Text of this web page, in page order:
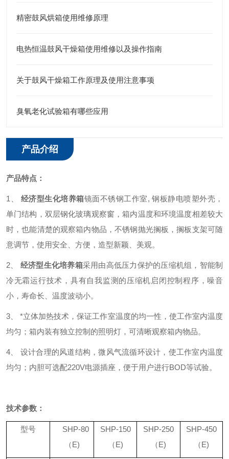
精密鼓风烘箱使用维修原理
电热恒温鼓风干燥箱使用维修以及操作指南
关于鼓风干燥箱工作原理及使用注意事项
臭氧老化试验箱有哪些应用
产品介绍
产品特点：
1、 经济型生化培养箱镜面不锈钢工作室, 钢板静电喷塑外壳，
单门结构，双层钢化玻璃观察窗，箱内温度和环境温度相差较大
时，也能清楚的观察箱内物品，不锈钢抛光搁板，搁板支架可随
意调节，使用安全、方便，造型新颖、美观。
2、 经济型生化培养箱采用由高低压力保护的压缩机组，智能制
冷无霜运行技术，具有自我监测的压缩机启闭控制程序，噪音
小，寿命长、温度波动小。
3、*立体加热技术，保证工作室温度的均一性，使工作室内温度
均匀；箱内装有独立控制的照明灯，可清晰观察箱内物品。
4、
设计合理的风道结构，微风气流循环设计，使工作室内温度
均匀；内胆可选配220V电源插座，便于用户进行BOD等试验。
技术参数：
型号
SHP-80
（E)
SHP-150
（E)
SHP-250
（E)
SHP-450
（E)